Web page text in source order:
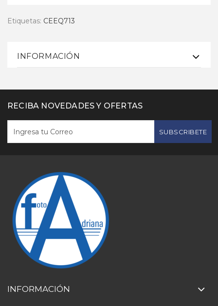
Etiquetas: CEEQ713
INFORMACIÓN
RECIBA NOVEDADES Y OFERTAS
SUBSCRIBETE
INFORMACIÓN